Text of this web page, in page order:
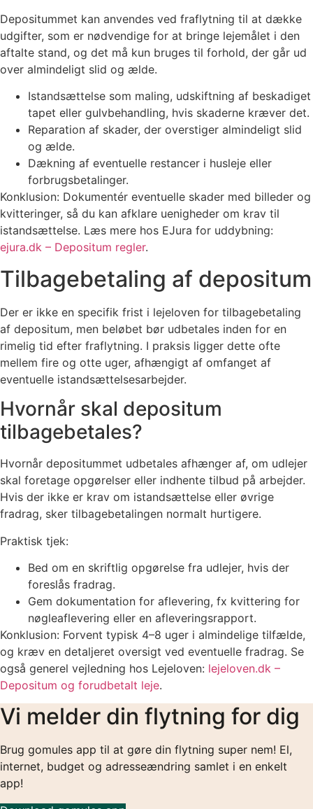
Depositummet kan anvendes ved fraflytning til at dække
udgifter, som er nødvendige for at bringe lejemålet i den
aftalte stand, og det må kun bruges til forhold, der går ud
over almindeligt slid og ælde.
Istandsættelse som maling, udskiftning af beskadiget
tapet eller gulvbehandling, hvis skaderne kræver det.
Reparation af skader, der overstiger almindeligt slid
og ælde.
Dækning af eventuelle restancer i husleje eller
forbrugsbetalinger.
Konklusion: Dokumentér eventuelle skader med billeder og
kvitteringer, så du kan afklare uenigheder om krav til
istandsættelse. Læs mere hos EJura for uddybning:
ejura.dk – Depositum regler.
Tilbagebetaling af depositum
Der er ikke en specifik frist i lejeloven for tilbagebetaling
af depositum, men beløbet bør udbetales inden for en
rimelig tid efter fraflytning. I praksis ligger dette ofte
mellem fire og otte uger, afhængigt af omfanget af
eventuelle istandsættelsesarbejder.
Hvornår skal depositum
tilbagebetales?
Hvornår depositummet udbetales afhænger af, om udlejer
skal foretage opgørelser eller indhente tilbud på arbejder.
Hvis der ikke er krav om istandsættelse eller øvrige
fradrag, sker tilbagebetalingen normalt hurtigere.
Praktisk tjek:
Bed om en skriftlig opgørelse fra udlejer, hvis der
foreslås fradrag.
Gem dokumentation for aflevering, fx kvittering for
nøgleaflevering eller en afleveringsrapport.
Konklusion: Forvent typisk 4–8 uger i almindelige tilfælde,
og kræv en detaljeret oversigt ved eventuelle fradrag. Se
også generel vejledning hos Lejeloven: lejeloven.dk –
Depositum og forudbetalt leje.
Vi melder din flytning for dig
Brug gomules app til at gøre din flytning super nem! El,
internet, budget og adresseændring samlet i en enkelt
app!